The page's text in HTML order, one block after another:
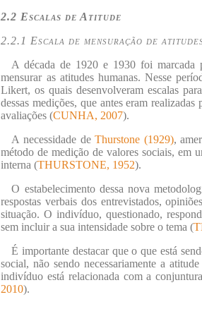
2.2 Escalas de Atitude
2.2.1 Escala de mensuração de
A década de 1920 e 1930 foi marcada
mensurar as atitudes humanas. Nesse
Likert, os quais desenvolveram escalas
dessas medições, que antes eram
avaliações (CUNHA, 2007).
A necessidade deThurstone (1929),
método de medição de valores sociais, em
interna (THURSTONE, 1952).
O estabelecimento dessa nova
respostas verbais dos entrevistados,
situação. O indivíduo, questionado,
sem incluir a sua intensidade sobre o tema (
É importante destacar que o que está
social, não sendo necessariamente a
indivíduo está relacionada com a
2010).